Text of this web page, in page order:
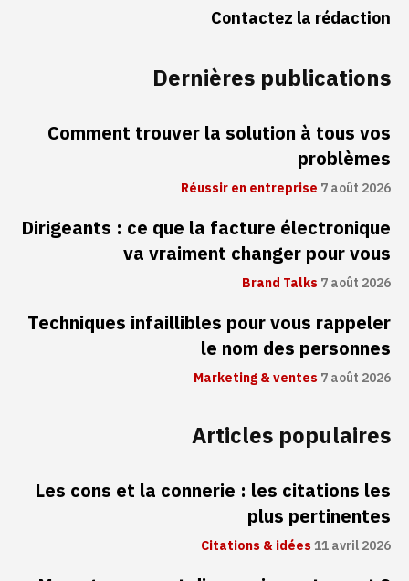
Contactez la rédaction
Dernières publications
Comment trouver la solution à tous vos
problèmes
Réussir en entreprise 7 août 2026
Dirigeants : ce que la facture électronique
va vraiment changer pour vous
Brand Talks7 août 2026
Techniques infaillibles pour vous rappeler
le nom des personnes
Marketing & ventes7 août 2026
Articles populaires
Les cons et la connerie : les citations les
plus pertinentes
Citations & idées11 avril 2026